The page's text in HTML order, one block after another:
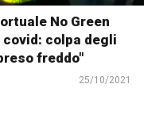
No Green
covid: colpa degli
freddo"
25/10/2021